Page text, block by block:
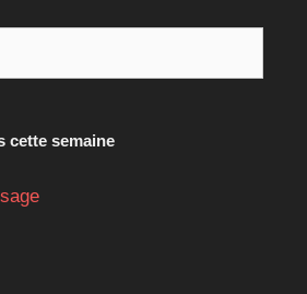
cette semaine